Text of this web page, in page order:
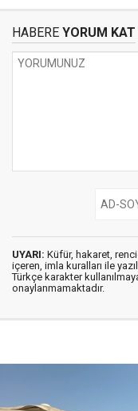
HABERE YORUM KAT
UYARI: Küfür, hakaret,
içeren, imla kuralları ile
Türkçe karakter
onaylanmamaktadır.